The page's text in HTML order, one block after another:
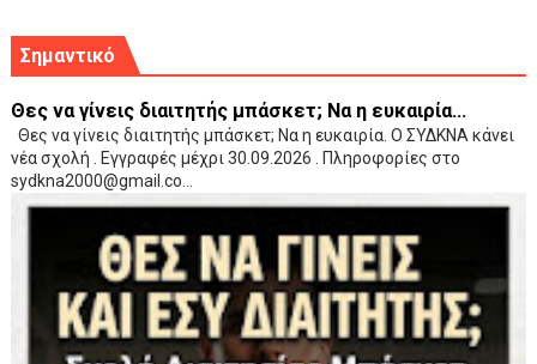
Σημαντικό
Θες να γίνεις διαιτητής μπάσκετ; Να η ευκαιρία...
Θες να γίνεις διαιτητής μπάσκετ; Να η ευκαιρία. Ο ΣΥΔΚΝΑ κάνει
νέα σχολή . Εγγραφές μέχρι 30.09.2026 . Πληροφορίες στο
sydkna2000@gmail.co...